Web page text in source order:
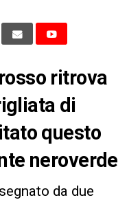
ritrova
di
questo
neroverde
da due